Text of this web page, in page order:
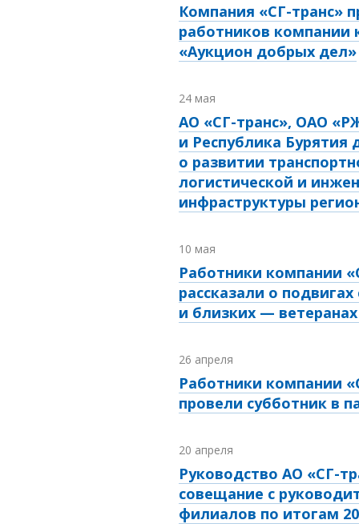
Компания «СГ-транс»
работников компании
«Аукцион добрых дел»
24 мая
АО «СГ-транс», ОАО
и Республика Бурятия
о развитии
логистической и
инфраструктуры
10 мая
Работники компании
рассказали о
и близких —
26 апреля
Работники компании
провели субботник в
20 апреля
Руководство АО «СГ-
совещание с
филиалов по итогам